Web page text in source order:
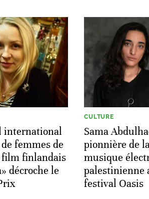
international
femmes de
film finlandais
décroche le
CULTURE
Sama
pionnière de
musique
palestinienne
festival Oasis